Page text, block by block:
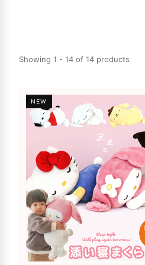
Showing 1 - 14 of 14 products
NEW